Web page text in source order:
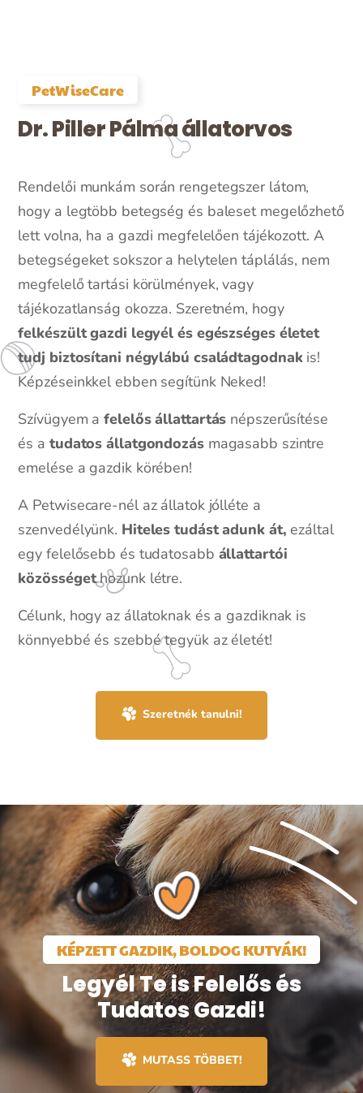
PetWiseCare
Dr. Piller Pálma állatorvos
Rendelői munkám során rengetegszer látom,
hogy a legtöbb betegség és baleset megelőzhető
lett volna, ha a gazdi megfelelően tájékozott. A
betegségeket sokszor a helytelen táplálás, nem
megfelelő tartási körülmények, vagy
tájékozatlanság okozza. Szeretném, hogy
felkészült gazdi legyél és egészséges életet
tudj biztosítani négylábú családtagodnakis!
Képzéseinkkel ebben segítünk Neked!
Szívügyem afelelős állattartás népszerűsítése
és a tudatos állatgondozásmagasabb szintre
emelése a gazdik körében!
A Petwisecare-nél az állatok jólléte a
szenvedélyünk. Hiteles tudást adunk át, ezáltal
egy felelősebb és tudatosabb állattartói
közösségethozunk létre.
Célunk, hogy az állatoknak és a gazdiknak is
könnyebbé és szebbé tegyük az életét!
Szeretnék tanulni!
KÉPZETT GAZDIK, BOLDOG KUTYÁK!
Legyél Te is Felelős és
Tudatos Gazdi!
MUTASS TÖBBET!